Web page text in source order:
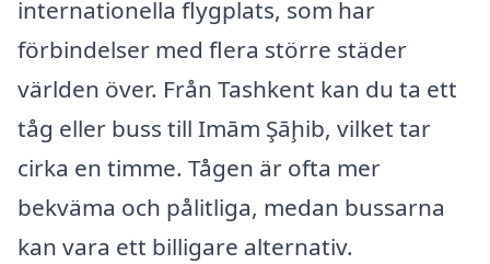
internationella flygplats, som har
förbindelser med flera större städer
världen över. Från Tashkent kan du ta ett
tåg eller buss till Imām Şāḩib, vilket tar
cirka en timme. Tågen är ofta mer
bekväma och pålitliga, medan bussarna
kan vara ett billigare alternativ.